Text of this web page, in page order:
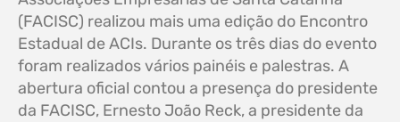
(FACISC) realizou mais uma edição do Encontro
Estadual de ACIs. Durante os três dias do evento
foram realizados vários painéis e palestras. A
abertura oficial contou a presença do presidente
da FACISC, Ernesto João Reck, a presidente da